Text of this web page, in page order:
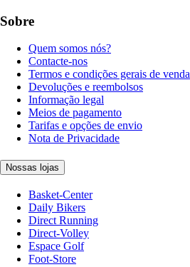
Sobre
Quem somos nós?
Contacte-nos
Termos e condições gerais de venda
Devoluções e reembolsos
Informação legal
Meios de pagamento
Tarifas e opções de envio
Nota de Privacidade
Nossas lojas
Basket-Center
Daily Bikers
Direct Running
Direct-Volley
Espace Golf
Foot-Store